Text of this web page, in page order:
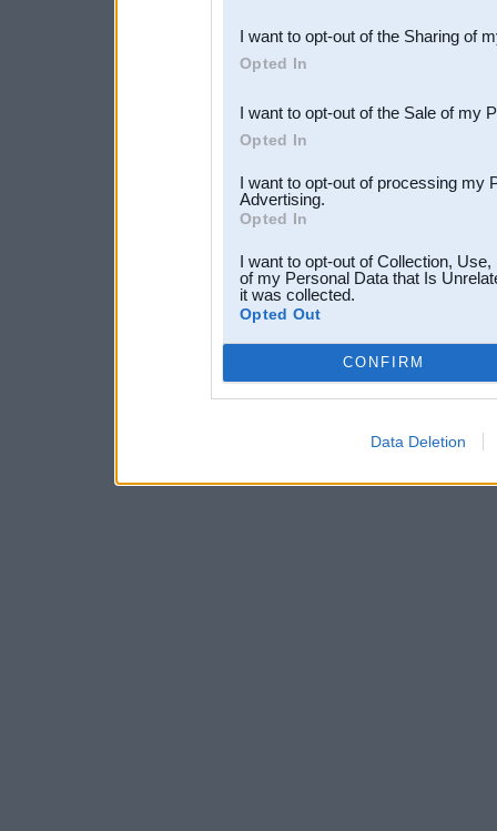
Downstream Participants
third parties.
I want to opt-out of the Sharing of
Opted In
I want to opt-out of the Sale of my
Opted In
I want to opt-out of processing my
Advertising.
Opted In
I want to opt-out of Collection,
of my Personal Data that Is
it was collected.
Opted Out
CONFIRM
Data Deletion